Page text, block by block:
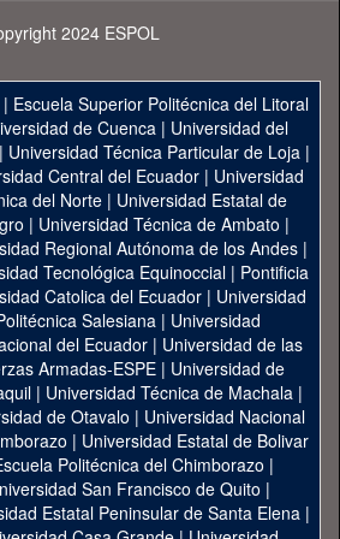
2024 ESPOL
Escuela Superior Politécnica del Litoral
de Cuenca| Universidad del
Universidad Técnica Particular de Loja|
Central del Ecuador| Universidad
del Norte | Universidad Estatal de
| Universidad Técnica de Ambato |
Regional Autónoma de los Andes|
Tecnológica Equinoccial| Pontificia
Catolica del Ecuador | Universidad
Salesiana | Universidad
del Ecuador | Universidad de las
Armadas-ESPE | Universidad de
| Universidad Técnica de Machala|
de Otavalo | Universidad Nacional
| Universidad Estatal de Bolivar
Politécnica del Chimborazo |
San Francisco de Quito |
Estatal Peninsular de Santa Elena|